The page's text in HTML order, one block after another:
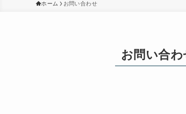
ホーム お問い合わせ
お問い合わ